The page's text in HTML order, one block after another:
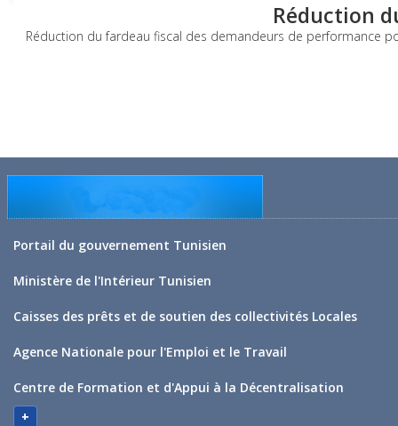
Réduction
Réduction du fardeau fiscal des demandeurs de performance
Portail du gouvernement Tunisien
Ministère de l'Intérieur Tunisien
Caisses des prêts et de soutien des collectivités Locales
Agence Nationale pour l'Emploi et le Travail
Centre de Formation et d'Appui à la Décentralisation
+